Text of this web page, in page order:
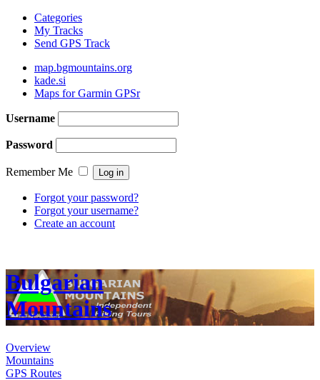
Categories
My Tracks
Send GPS Track
map.bgmountains.org
kade.si
Maps for Garmin GPSr
Username
Password
Remember Me
Forgot your password?
Forgot your username?
Create an account
Bulgarian
Mountains
Overview
Mountains
GPS Routes